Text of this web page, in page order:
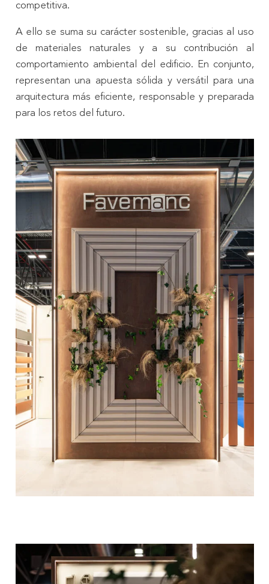
competitiva.
A ello se suma su carácter sostenible, gracias al uso
de materiales naturales y a su contribución al
comportamiento ambiental del edificio. En conjunto,
representan una apuesta sólida y versátil para una
arquitectura más eficiente, responsable y preparada
para los retos del futuro.